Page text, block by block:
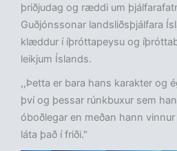
þriðjudag og ræddi um
Guðjónssonar landsliðsþjálfara
klæddur í íþróttapeysu og
leikjum Íslands.
,,Þetta er bara hans karakter og
því og þessar rúnkbuxur sem
óboðlegar en meðan hann
láta það í friði."